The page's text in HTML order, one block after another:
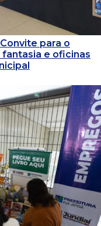
para o
fantasia e oficinas